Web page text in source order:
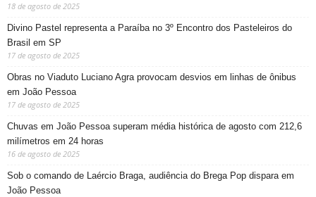
18 de agosto de 2025
Divino Pastel representa a Paraíba no 3º Encontro dos Pasteleiros do
Brasil em SP
17 de agosto de 2025
Obras no Viaduto Luciano Agra provocam desvios em linhas de ônibus
em João Pessoa
17 de agosto de 2025
Chuvas em João Pessoa superam média histórica de agosto com 212,6
milímetros em 24 horas
16 de agosto de 2025
Sob o comando de Laércio Braga, audiência do Brega Pop dispara em
João Pessoa